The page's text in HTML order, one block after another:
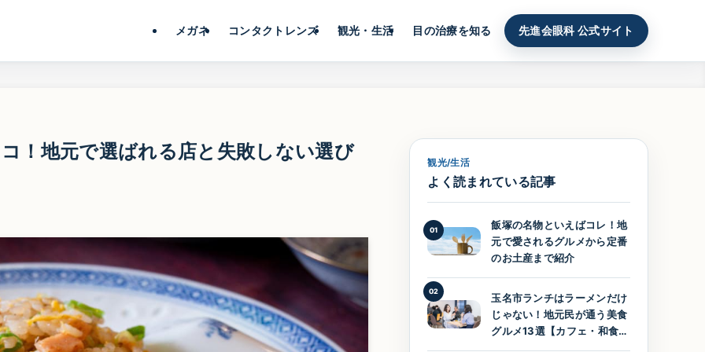
メガネ コンタクトレンズ 観光・生活 目の治療を知る 先進会眼科 公式サイト
！地元で選ばれる店と失敗しない選び
観光/生活
よく読まれている記事
01
飯塚の名物といえばコレ！地
元で愛されるグルメから定番
のお土産まで紹介
02
玉名市ランチはラーメンだけ
じゃない！地元民が通う美食
グルメ13選【カフェ・和食・